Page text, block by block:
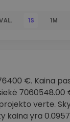
1S 1M
€. Kaina
verte.
kaina yra